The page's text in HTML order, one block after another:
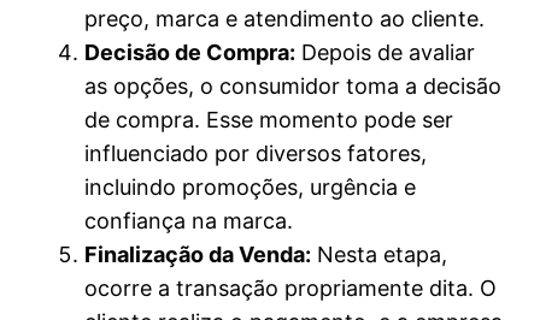
preço, marca e atendimento ao cliente.
Decisão de Compra: Depois de avaliar
as opções, o consumidor toma a decisão
de compra. Esse momento pode ser
influenciado por diversos fatores,
incluindo promoções, urgência e
confiança na marca.
Finalização da Venda: Nesta etapa,
ocorre a transação propriamente dita. O